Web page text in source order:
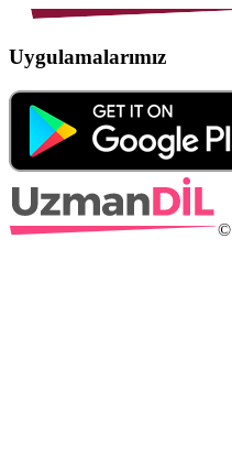
Uygulamalarımız
©